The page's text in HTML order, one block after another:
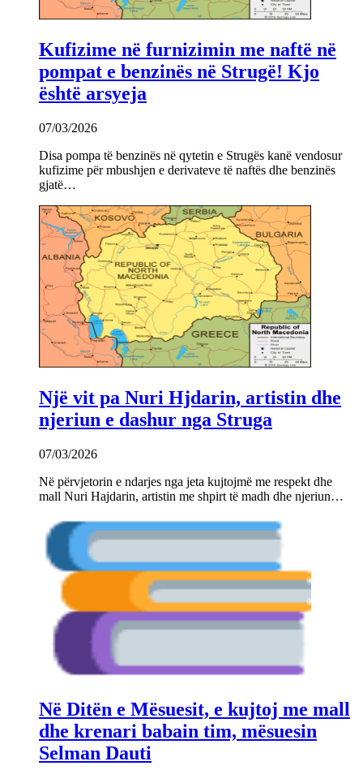
Kufizime në furnizimin me naftë në
pompat e benzinës në Strugë! Kjo
është arsyeja
07/03/2026
Disa pompa të benzinës në qytetin e Strugës kanë vendosur
kufizime për mbushjen e derivateve të naftës dhe benzinës
gjatë…
Një vit pa Nuri Hjdarin, artistin dhe
njeriun e dashur nga Struga
07/03/2026
Në përvjetorin e ndarjes nga jeta kujtojmë me respekt dhe
mall Nuri Hajdarin, artistin me shpirt të madh dhe njeriun…
Në Ditën e Mësuesit, e kujtoj me mall
dhe krenari babain tim, mësuesin
Selman Dauti